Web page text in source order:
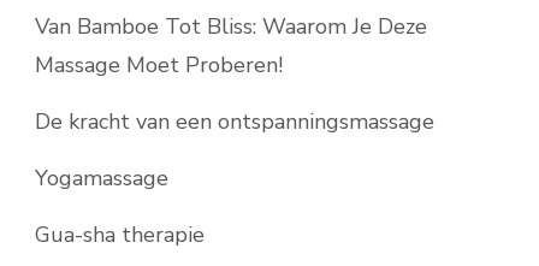
Van Bamboe Tot Bliss: Waarom Je Deze
Massage Moet Proberen!
De kracht van een ontspanningsmassage
Yogamassage
Gua-sha therapie